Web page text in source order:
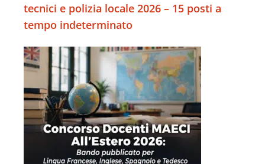
tecnici e polizia locale 2026 – 15 posti a
tempo indeterminato